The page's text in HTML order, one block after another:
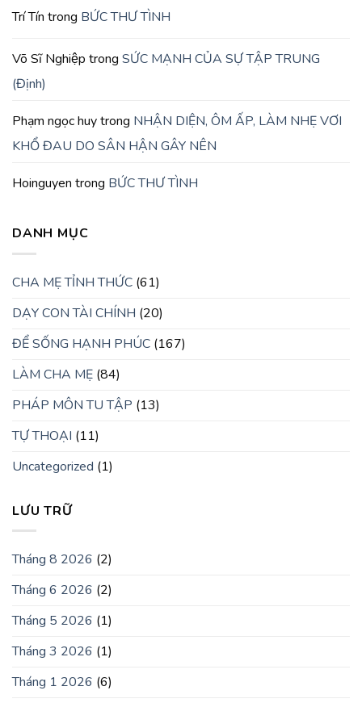
Trí Tín trong BỨC THƯ TÌNH
Võ Sĩ Nghiệp trong SỨC MẠNH CỦA SỰ TẬP TRUNG
(Định)
Phạm ngọc huytrong NHẬN DIỆN, ÔM ẤP, LÀM NHẸ VƠI
KHỔ ĐAU DO SÂN HẬN GÂY NÊN
Hoinguyen trong BỨC THƯ TÌNH
DANH MỤC
CHA MẸ TỈNH THỨC (61)
DẠY CON TÀI CHÍNH (20)
ĐỂ SỐNG HẠNH PHÚC (167)
LÀM CHA MẸ (84)
PHÁP MÔN TU TẬP (13)
TỰ THOẠI (11)
Uncategorized (1)
LƯU TRỮ
Tháng 8 2026 (2)
Tháng 6 2026 (2)
Tháng 5 2026 (1)
Tháng 3 2026 (1)
Tháng 1 2026 (6)